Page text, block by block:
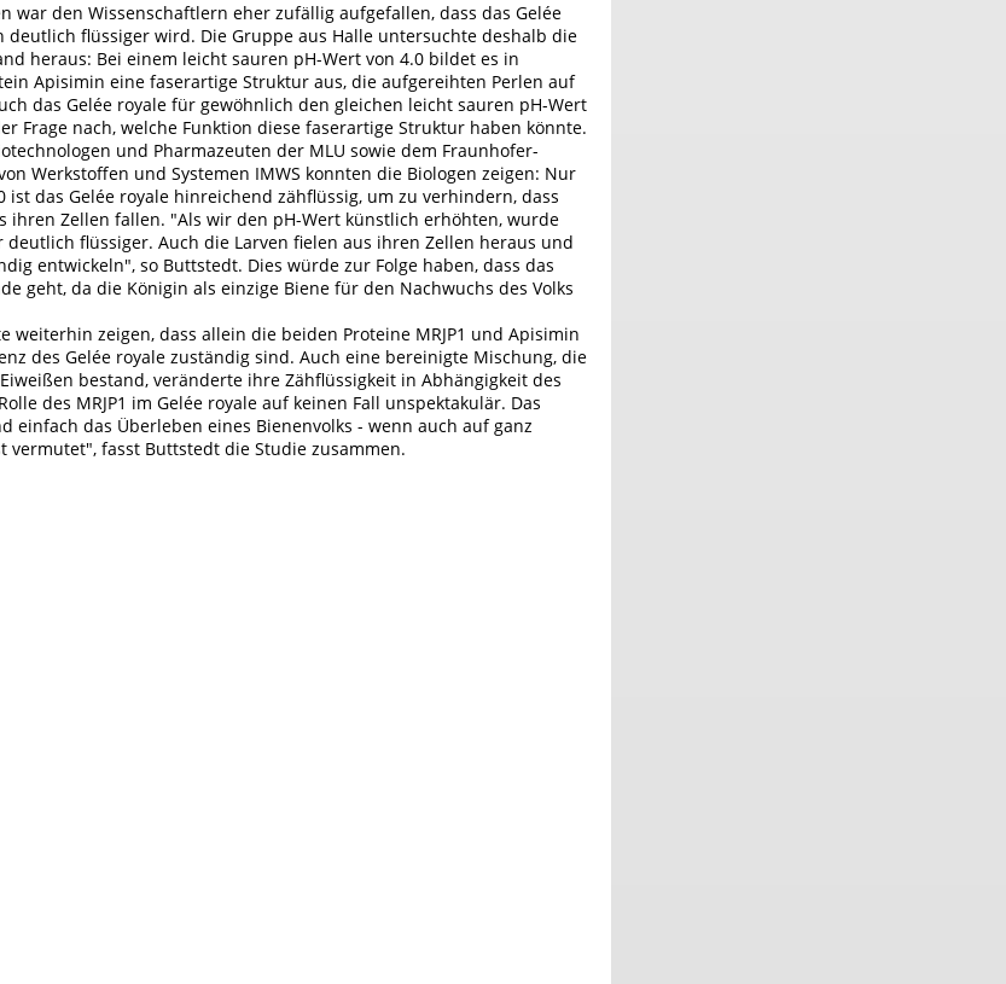
war den Wissenschaftlern eher zufällig aufgefallen, dass das Gelée
deutlich flüssiger wird. Die Gruppe aus Halle untersuchte deshalb die
heraus: Bei einem leicht sauren pH-Wert von 4.0 bildet es in
Apisimin eine faserartige Struktur aus, die aufgereihten Perlen auf
das Gelée royale für gewöhnlich den gleichen leicht sauren pH-Wert
Frage nach, welche Funktion diese faserartige Struktur haben könnte.
und Pharmazeuten der MLU sowie dem Fraunhofer-
Werkstoffen und Systemen IMWS konnten die Biologen zeigen: Nur
ist das Gelée royale hinreichend zähflüssig, um zu verhindern, dass
ihren Zellen fallen. "Als wir den pH-Wert künstlich erhöhten, wurde
flüssiger. Auch die Larven fielen aus ihren Zellen heraus und
entwickeln", so Buttstedt. Dies würde zur Folge haben, dass das
geht, da die Königin als einzige Biene für den Nachwuchs des Volks
weiterhin zeigen, dass allein die beiden Proteine MRJP1 und Apisimin
des Gelée royale zuständig sind. Auch eine bereinigte Mischung, die
bestand, veränderte ihre Zähflüssigkeit in Abhängigkeit des
des MRJP1 im Gelée royale auf keinen Fall unspektakulär. Das
einfach das Überleben eines Bienenvolks - wenn auch auf ganz
vermutet", fasst Buttstedt die Studie zusammen.